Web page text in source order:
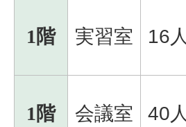
1階 実習室 16人
1階 会議室 40人